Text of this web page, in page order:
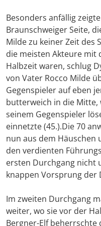
Besonders anfällig
Braunschweiger Seite,
Milde zu keiner Zeit des
die meisten Akteure mit
Halbzeit waren, schlug
von Vater Rocco Milde
Gegenspieler auf eben
butterweich in die Mitte,
seinem Gegenspieler
einnetzte (45.).Die 70
nun aus dem Häuschen
den verdienten
ersten Durchgang nicht
knappen Vorsprung der
Im zweiten Durchgang
weiter, wo sie vor der
Bergner-Elf beherrschte